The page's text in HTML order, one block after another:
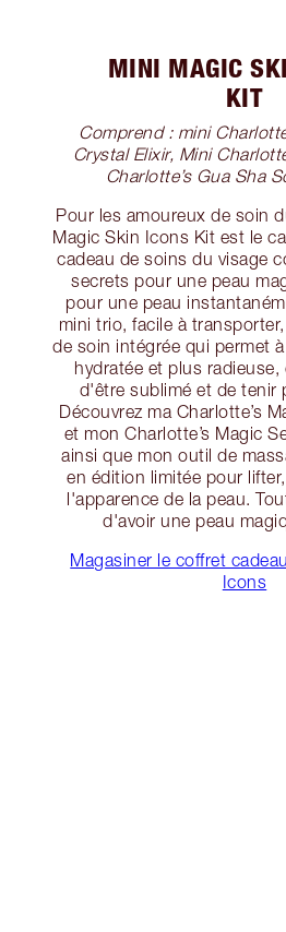
MINI MAGIC
KIT
Comprend : mini
Crystal Elixir, Mini
Charlotte’s Gua Sha
Pour les amoureux de soin
Magic Skin Icons Kit est le
cadeau de soins du visage
secrets pour une peau
pour une peau
mini trio, facile à
de soin intégrée qui permet
hydratée et plus radieuse,
d'être sublimé et de tenir
Découvrez ma Charlotte’s
et mon Charlotte’s Magic
ainsi que mon outil de
en édition limitée pour
l'apparence de la peau.
d'avoir une peau
Magasiner le coffret
Icons